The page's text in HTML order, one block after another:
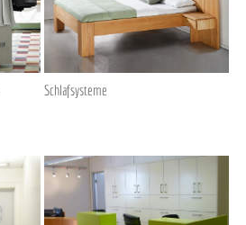
Schlafsysteme